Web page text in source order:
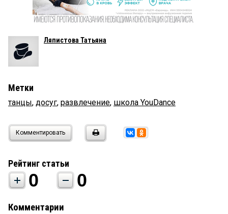
Ляпистова Татьяна
Метки
танцы, досуг, развлечение, школа YouDance
Комментировать
Рейтинг статьи
0 0
Комментарии